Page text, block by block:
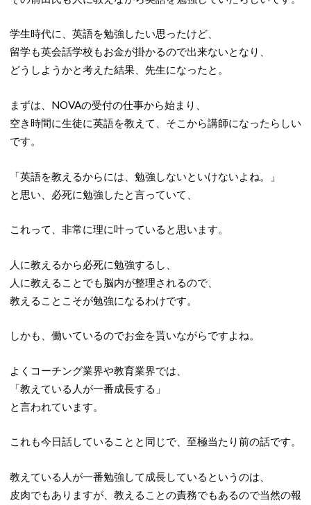
学生時代に、英語を勉強したい思ったけど、
留学も英会話学校もお金が掛かるので出来ないとなり、
どうしようかと考えた結果、先生になったと。
まずは、NOVAの受付の仕事から始まり、
空き時間に生徒に英語を教えて、そこから講師になったらしい
です。
「英語を教えるからには、勉強しないといけないよね。」
と思い、必死に勉強したと言っていて、
これって、非常に理に叶っていると思います。
人に教えるから必死に勉強するし、
人に教えることでも脳内が整理されるので、
教えることこそが勉強になるわけです。
しかも、働いているのでお金を貰いながらですよね。
よくコーチング業界や教育業界では、
「教えている人が一番成長する」
と言われています。
これも今日話していることと同じで、至極当たり前の話です。
教えている人が一番勉強して成長しているというのは、
皮肉でもありますが、教えることの責務でもあるので当然の報